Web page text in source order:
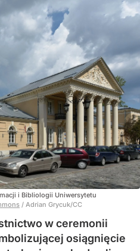
i Bibliologii Uniwersytetu
/ Adrian Grycuk/CC
w ceremonii
osiągnięcie